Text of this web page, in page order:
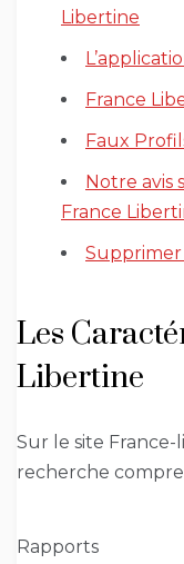
Libertine
France
Faux
Notre avis
France
Les
Libertine
Sur le site
recherche
Rapports